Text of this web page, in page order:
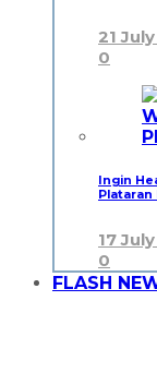
21
0
Ingin
Plataran
17
0
FLASH